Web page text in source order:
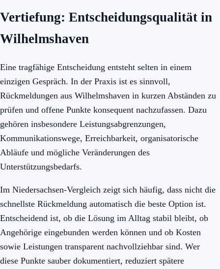
Vertiefung: Entscheidungsqualität in
Wilhelmshaven
Eine tragfähige Entscheidung entsteht selten in einem
einzigen Gespräch. In der Praxis ist es sinnvoll,
Rückmeldungen aus Wilhelmshaven in kurzen Abständen zu
prüfen und offene Punkte konsequent nachzufassen. Dazu
gehören insbesondere Leistungsabgrenzungen,
Kommunikationswege, Erreichbarkeit, organisatorische
Abläufe und mögliche Veränderungen des
Unterstützungsbedarfs.
Im Niedersachsen-Vergleich zeigt sich häufig, dass nicht die
schnellste Rückmeldung automatisch die beste Option ist.
Entscheidend ist, ob die Lösung im Alltag stabil bleibt, ob
Angehörige eingebunden werden können und ob Kosten
sowie Leistungen transparent nachvollziehbar sind. Wer
diese Punkte sauber dokumentiert, reduziert spätere